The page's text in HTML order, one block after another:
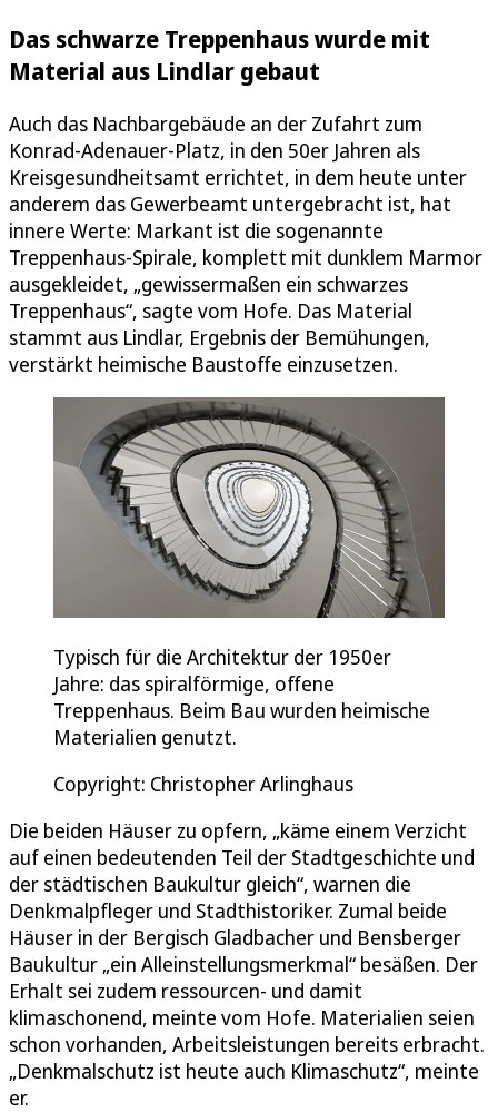
Das schwarze Treppenhaus wurde mit
Material aus Lindlar gebaut
Auch das Nachbargebäude an der Zufahrt zum
Konrad-Adenauer-Platz, in den 50er Jahren als
Kreisgesundheitsamt errichtet, in dem heute unter
anderem das Gewerbeamt untergebracht ist, hat
innere Werte: Markant ist die sogenannte
Treppenhaus-Spirale, komplett mit dunklem Marmor
ausgekleidet, „gewissermaßen ein schwarzes
Treppenhaus“, sagte vom Hofe. Das Material
stammt aus Lindlar, Ergebnis der Bemühungen,
verstärkt heimische Baustoffe einzusetzen.
Typisch für die Architektur der 1950er
Jahre: das spiralförmige, offene
Treppenhaus. Beim Bau wurden heimische
Materialien genutzt.
Copyright: Christopher Arlinghaus
Die beiden Häuser zu opfern, „käme einem Verzicht
auf einen bedeutenden Teil der Stadtgeschichte und
der städtischen Baukultur gleich“, warnen die
Denkmalpfleger und Stadthistoriker. Zumal beide
Häuser in der Bergisch Gladbacher und Bensberger
Baukultur „ein Alleinstellungsmerkmal“ besäßen. Der
Erhalt sei zudem ressourcen- und damit
klimaschonend, meinte vom Hofe. Materialien seien
schon vorhanden, Arbeitsleistungen bereits erbracht.
„Denkmalschutz ist heute auch Klimaschutz“, meinte
er.